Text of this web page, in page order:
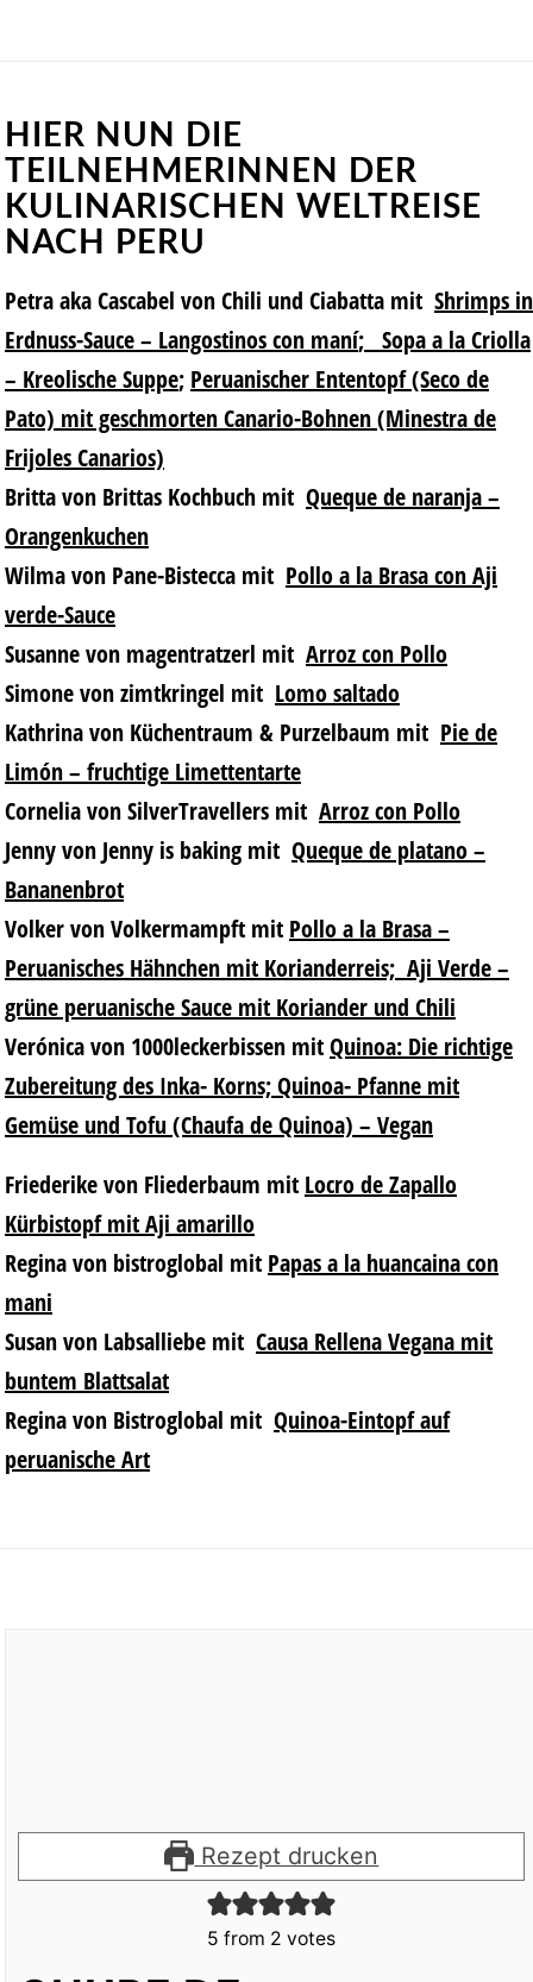
HIER NUN DIE
TEILNEHMERINNEN DER
KULINARISCHEN WELTREISE
NACH PERU
Petra aka Cascabel von Chili und Ciabatta mit Shrimps in
Erdnuss-Sauce – Langostinos con maní; Sopa a la Criolla
– Kreolische Suppe; Peruanischer Ententopf (Seco de
Pato) mit geschmorten Canario-Bohnen (Minestra de
Frijoles Canarios)
Britta von Brittas Kochbuch mit Queque de naranja –
Orangenkuchen
Wilma von Pane-Bistecca mit Pollo a la Brasa con Aji
verde-Sauce
Susanne von magentratzerl mit Arroz con Pollo
Simone von zimtkringel mit Lomo saltado
Kathrina von Küchentraum & Purzelbaum mit Pie de
Limón – fruchtige Limettentarte
Cornelia von SilverTravellers mit Arroz con Pollo
Jenny von Jenny is baking mit Queque de platano –
Bananenbrot
Volker von Volkermampft mit Pollo a la Brasa –
Peruanisches Hähnchen mit Korianderreis; Aji Verde –
grüne peruanische Sauce mit Koriander und Chili
Verónica von 1000leckerbissen mitQuinoa: Die richtige
Zubereitung des Inka- Korns;Quinoa- Pfanne mit
Gemüse und Tofu (Chaufa de Quinoa) – Vegan
Friederike von Fliederbaum mit Locro de Zapallo
Kürbistopf mit Aji amarillo
Regina von bistroglobal mit Papas a la huancaina con
mani
Susan von Labsalliebe mit Causa Rellena Vegana mit
buntem Blattsalat
Regina von Bistroglobal mit Quinoa-Eintopf auf
peruanische Art
Rezept drucken
5 from 2 votes